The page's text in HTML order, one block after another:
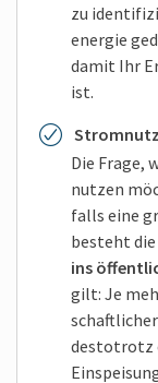
zu
energie
damit Ihr
ist.
Die Frage,
nutzen
falls eine
besteht
ins
gilt: Je
destotrotz